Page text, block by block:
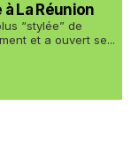
La Réunion
“stylée” de
et a ouvert se...